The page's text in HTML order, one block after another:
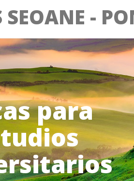
SEOANE -
para